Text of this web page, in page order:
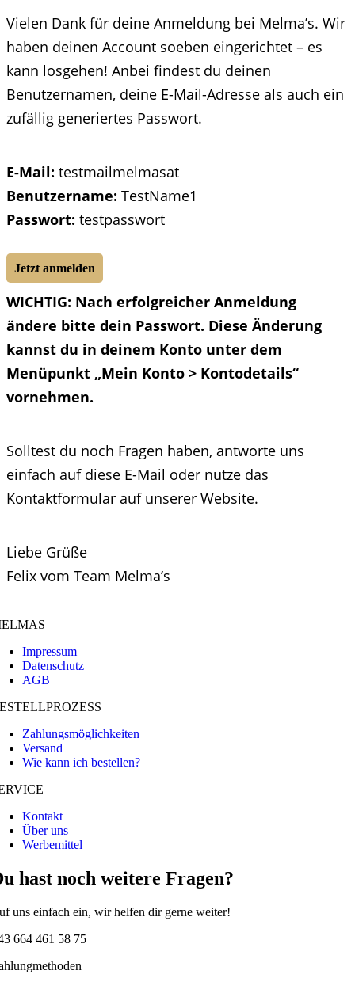
Vielen Dank für deine Anmeldung bei Melma’s. Wir
haben deinen Account soeben eingerichtet – es
kann losgehen! Anbei findest du deinen
Benutzernamen, deine E-Mail-Adresse als auch ein
zufällig generiertes Passwort.
E-Mail: testmailmelmasat
Benutzername: TestName1
Passwort: testpasswort
Jetzt anmelden
WICHTIG: Nach erfolgreicher Anmeldung
ändere bitte dein Passwort. Diese Änderung
kannst du in deinem Konto unter dem
Menüpunkt „Mein Konto > Kontodetails“
vornehmen.
Solltest du noch Fragen haben, antworte uns
einfach auf diese E-Mail oder nutze das
Kontaktformular auf unserer Website.
Liebe Grüße
Felix vom Team Melma’s
Impressum
Datenschutz
AGB
Zahlungsmöglichkeiten
Versand
Wie kann ich bestellen?
Kontakt
Über uns
Werbemittel
hast noch weitere Fragen?
uns einfach ein, wir helfen dir gerne weiter!
664 461 58 75